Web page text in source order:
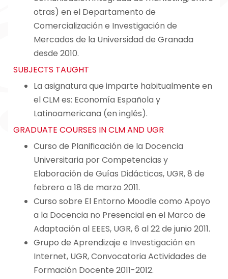
otras) en el Departamento de
Comercialización e Investigación de
Mercados de la Universidad de Granada
desde 2010.
SUBJECTS TAUGHT
La asignatura que imparte habitualmente en
el CLM es: Economía Española y
Latinoamericana (en inglés).
GRADUATE COURSES IN CLM AND UGR
Curso de Planificación de la Docencia
Universitaria por Competencias y
Elaboración de Guías Didácticas, UGR, 8 de
febrero a 18 de marzo 2011.
Curso sobre El Entorno Moodle como Apoyo
a la Docencia no Presencial en el Marco de
Adaptación al EEES, UGR, 6 al 22 de junio 2011.
Grupo de Aprendizaje e Investigación en
Internet, UGR, Convocatoria Actividades de
Formación Docente 2011-2012.